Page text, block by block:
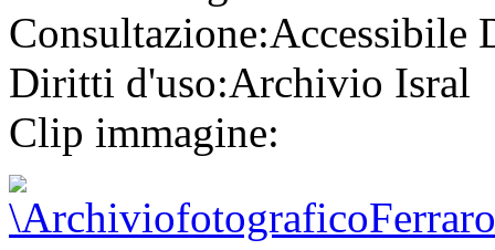
Consultazione:Accessibile
Diritti d'uso:Archivio Isral
Clip immagine: